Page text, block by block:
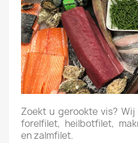
Zoekt u gerookte vis?
forelfilet, heilbotfilet,
en zalmfilet.